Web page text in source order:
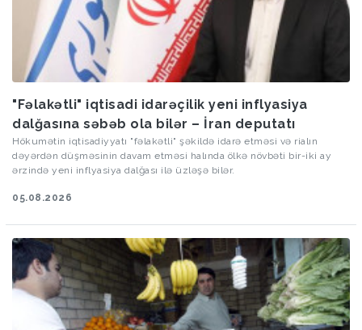
"Fəlakətli" iqtisadi idarəçilik yeni inflyasiya
dalğasına səbəb ola bilər – İran deputatı
Hökumətin iqtisadiyyatı "fəlakətli" şəkildə idarə etməsi və rialın
dəyərdən düşməsinin davam etməsi halında ölkə növbəti bir-iki ay
ərzində yeni inflyasiya dalğası ilə üzləşə bilər.
05.08.2026